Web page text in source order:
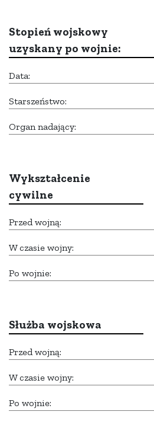
Stopień wojskowy
uzyskany po wojnie:
Data:
Starszeństwo:
Organ nadający:
Wykształcenie
cywilne
Przed wojną:
W czasie wojny:
Po wojnie:
Służba wojskowa
Przed wojną:
W czasie wojny:
Po wojnie: